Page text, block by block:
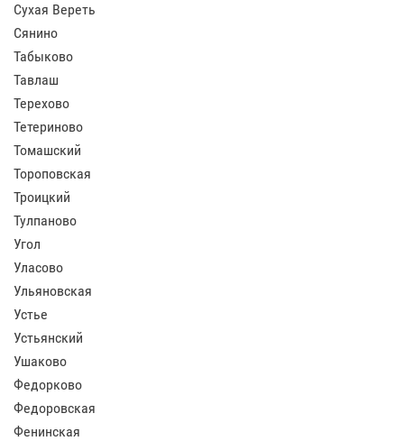
Сухая Вереть
Сянино
Табыково
Тавлаш
Терехово
Тетериново
Томашский
Тороповская
Троицкий
Тулпаново
Угол
Уласово
Ульяновская
Устье
Устьянский
Ушаково
Федорково
Федоровская
Фенинская